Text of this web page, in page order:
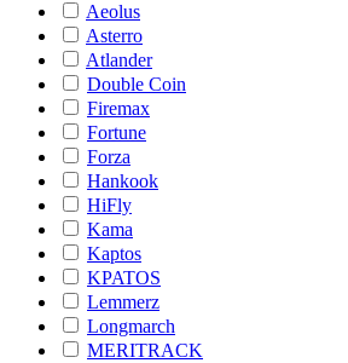
Aeolus
Asterro
Atlander
Double Coin
Firemax
Fortune
Forza
Hankook
HiFly
Kama
Kaptos
KPATOS
Lemmerz
Longmarch
MERITRACK